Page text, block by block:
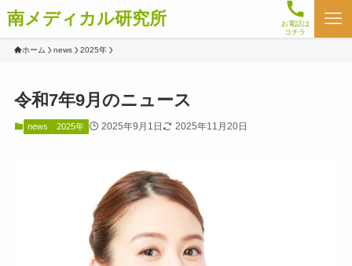
南メディカル研究所 お電話は
コチラ
ホーム news 2025年
令和7年9月のニュース
news 2025年 2025年9月1日 2025年11月20日